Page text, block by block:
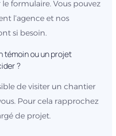
formulaire. Vous pouvez
l’agence et nos
si besoin.
témoin ou un projet
?
de visiter un chantier
Pour cela rapprochez
de projet.